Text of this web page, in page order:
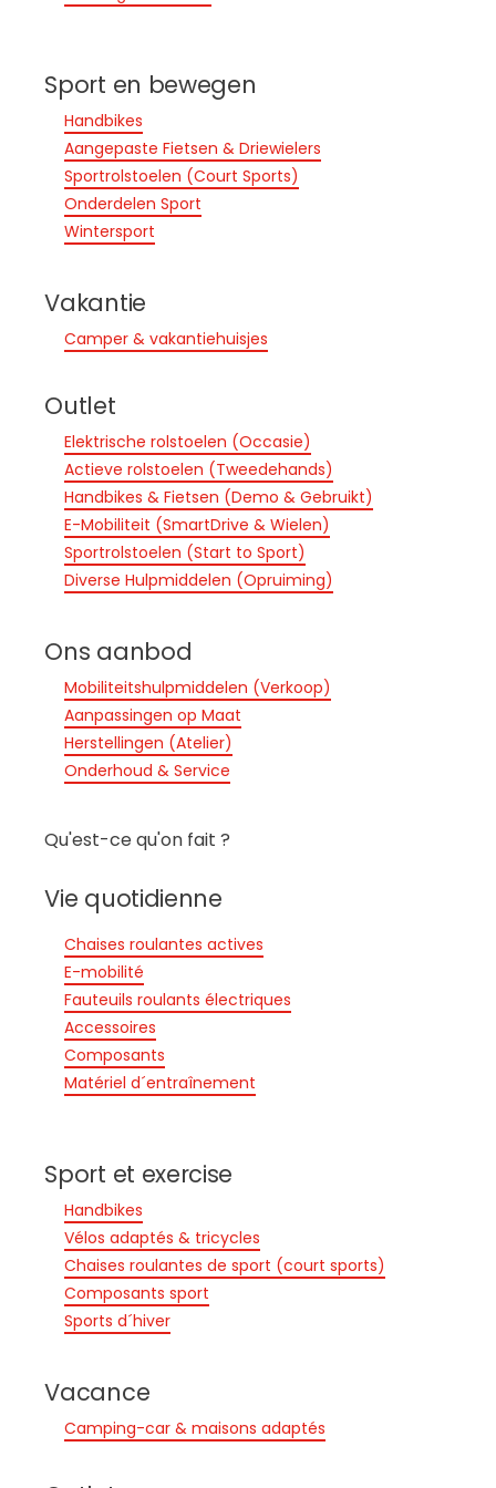
Sport en bewegen
Handbikes
Aangepaste Fietsen & Driewielers
Sportrolstoelen (Court Sports)
Onderdelen Sport
Wintersport
Vakantie
Camper & vakantiehuisjes
Outlet
Elektrische rolstoelen (Occasie)
Actieve rolstoelen (Tweedehands)
Handbikes & Fietsen (Demo & Gebruikt)
E-Mobiliteit (SmartDrive & Wielen)
Sportrolstoelen (Start to Sport)
Diverse Hulpmiddelen (Opruiming)
Ons aanbod
Mobiliteitshulpmiddelen (Verkoop)
Aanpassingen op Maat
Herstellingen (Atelier)
Onderhoud & Service
Qu'est-ce qu'on fait ?
Vie quotidienne
Chaises roulantes actives
E-mobilité
Fauteuils roulants électriques
Accessoires
Composants
Matériel d´entraînement
Sport et exercise
Handbikes
Vélos adaptés & tricycles
Chaises roulantes de sport (court sports)
Composants sport
Sports d´hiver
Vacance
Camping-car & maisons adaptés